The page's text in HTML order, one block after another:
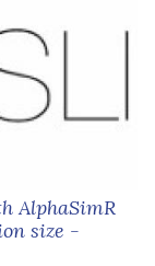
AlphaSimR
size -